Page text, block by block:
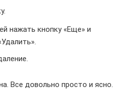
нажать кнопку «Еще» и
Все довольно просто и ясно.